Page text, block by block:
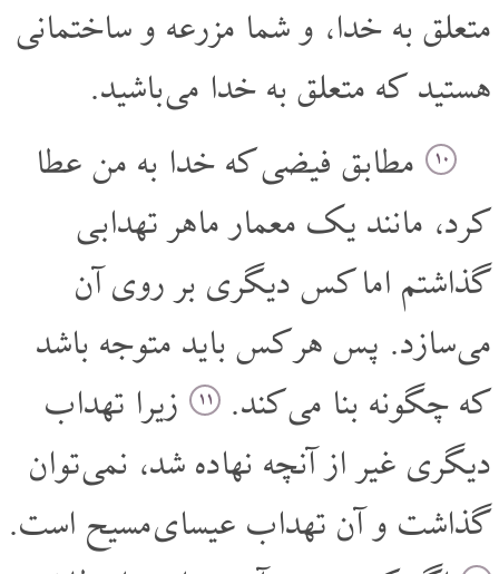
متعلق به خدا، و شما مزرعه و ساختمانی
هستید که متعلق به خدا می باشید.
۱۰ مطابق فیضی که خدا به من عطا
کرد، مانند یک معمار ماهر تهدابی
گذاشتم اما کس دیگری بر روی آن
می سازد. پس هر کس باید متوجه باشد
که چگونه بنا می کند.
۱۱ زیرا تهداب
دیگری غیر از آنچه نهاده شد، نمی توان
گذاشت و آن تهداب عیسای مسیح است.